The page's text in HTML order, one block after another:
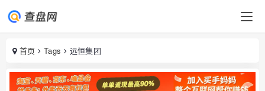
首页 Tags 远恒集团